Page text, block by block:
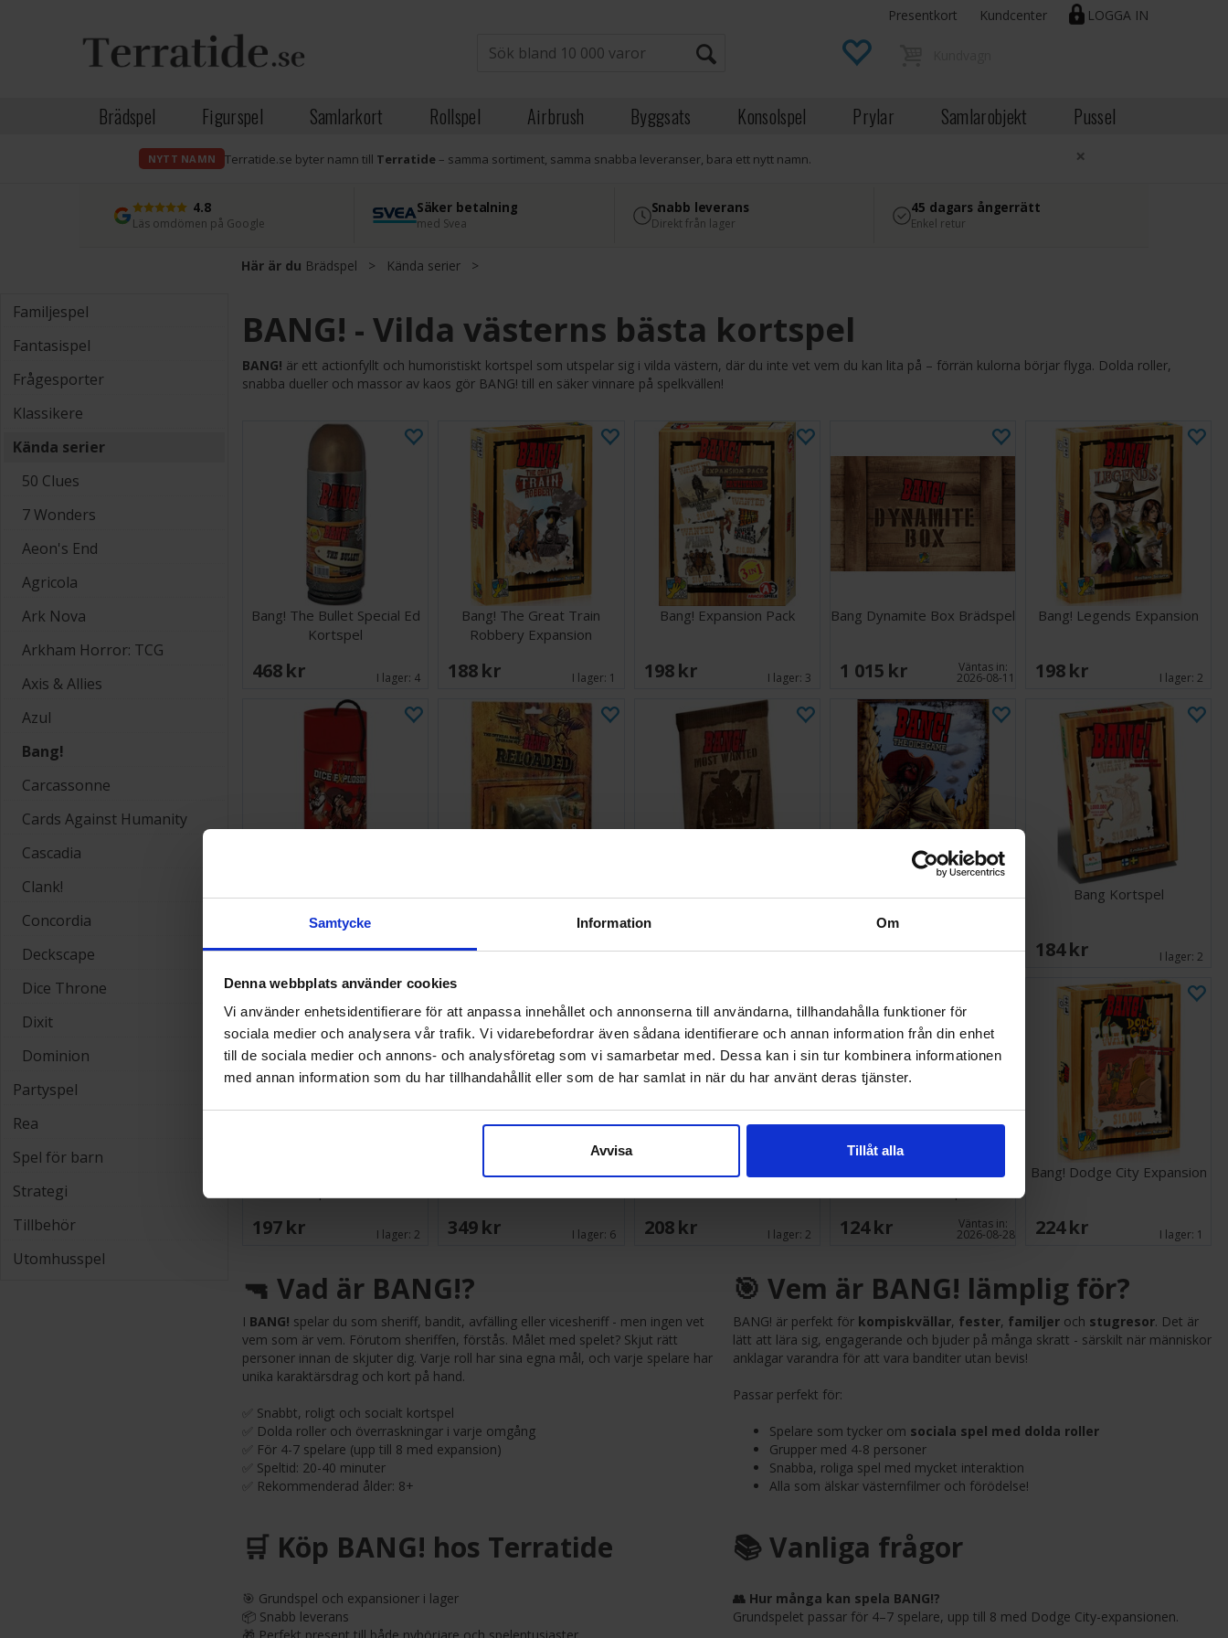
Samtycke Information Om
Denna webbplats använder cookies
Vi använder enhetsidentifierare för att anpassa innehållet och annonserna till användarna, tillhandahålla funktioner för
sociala medier och analysera vår trafik. Vi vidarebefordrar även sådana identifierare och annan information från din enhet
till de sociala medier och annons- och analysföretag som vi samarbetar med. Dessa kan i sin tur kombinera informationen
med annan information som du har tillhandahållit eller som de har samlat in när du har använt deras tjänster.
Avvisa Tillåt alla
LOGGA IN
Presentkort Kundcenter
Brädspel Figurspel Samlarkort Rollspel Airbrush Byggsats Konsolspel Prylar Samlarobjekt Pussel
NYTT NAMN Terratide.se byter namn till Terratide– samma sortiment, samma snabba leveranser, bara ett nytt namn. ×
4.8
Läs omdömen på Google
Säker betalning
med Svea
Snabb leverans
Direkt från lager
45 dagars ångerrätt
Enkel retur
Här är du Brädspel > Kända serier >
Familjespel
Fantasispel
Frågesporter
Klassikere
Kända serier
50 Clues
7 Wonders
Aeon's End
Agricola
Ark Nova
Arkham Horror: TCG
Axis & Allies
Azul
Bang!
Carcassonne
Cards Against Humanity
Cascadia
Clank!
Concordia
Deckscape
Dice Throne
Dixit
Dominion
Partyspel
Rea
Spel för barn
Strategi
Tillbehör
Utomhusspel
BANG! - Vilda västerns bästa kortspel
BANG! är ett actionfyllt och humoristiskt kortspel som utspelar sig i vilda västern, där du inte vet vem du kan lita på – förrän kulorna börjar flyga. Dolda roller,
snabba dueller och massor av kaos gör BANG! till en säker vinnare på spelkvällen!
Bang! The Bullet Special Ed
Kortspel
468 SEK I lager: 4
Bang! The Great Train
Robbery Expansion
188 SEK I lager: 1
Bang! Expansion Pack
198 SEK I lager: 3
Bang Dynamite Box Brädspel
1 015 SEK Väntas in:
2026-08-11
Bang! Legends Expansion
198 SEK I lager: 2
Bang Dice Explosion
659 SEK I lager:2
Bang! Reloaded Upgrade Kit
108 SEK I lager:3
Bang Most Wanted
139 SEK I lager:4
Bang The Dice Game
249 SEK 2026-08-28
Bang Kortspel
184 SEK I lager: 2
197 SEK I lager: 2
Bang - NORSK
349 SEK I lager: 6
Bang! Gold Rush Expansion
208 SEK I lager:2
Bang! High Noon & A Fistful
124 SEK Väntas in:
2026-08-28
Bang! Dodge City Expansion
224 SEK I lager: 1
🔫 Vad är BANG!?
I BANG! spelar du som sheriff, bandit, avfälling eller vicesheriff - men ingen vet
vem som är vem. Förutom sheriffen, förstås. Målet med spelet? Skjut rätt
personer innan de skjuter dig. Varje roll har sina egna mål, och varje spelare har
unika karaktärsdrag och kort på hand.
✅ Snabbt, roligt och socialt kortspel
✅ Dolda roller och överraskningar i varje omgång
✅ För 4-7 spelare (upp till 8 med expansion)
✅ Speltid: 20-40 minuter
✅ Rekommenderad ålder: 8+
🎯 Vem är BANG! lämplig för?
BANG! är perfekt för kompiskvällar, fester, familjer och stugresor. Det är
lätt att lära sig, engagerande och bjuder på många skratt - särskilt när människor
anklagar varandra för att vara banditer utan bevis!
Passar perfekt för:
Spelare som tycker om sociala spel med dolda roller
Grupper med 4-8 personer
Snabba, roliga spel med mycket interaktion
Alla som älskar västernfilmer och förödelse!
🛒 Köp BANG! hos Terratide
🎯 Grundspel och expansioner i lager
📦 Snabb leverans
📚 Vanliga frågor
👥 Hur många kan spela BANG!?
Grundspelet passar för 4–7 spelare, upp till 8 med Dodge City-expansionen.